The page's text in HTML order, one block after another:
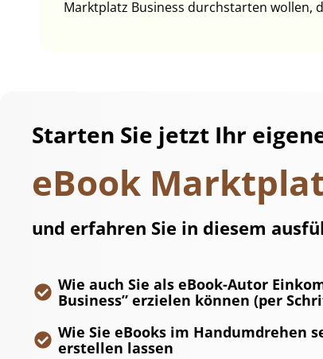
Marktplatz Business durchstarten wollen,
Starten Sie jetzt Ihr
eBook
und erfahren Sie in diesem
Wie auch Sie als eBook-Autor
Business” erzielen können (per
Wie Sie eBooks im Handumdrehen
erstellen lassen